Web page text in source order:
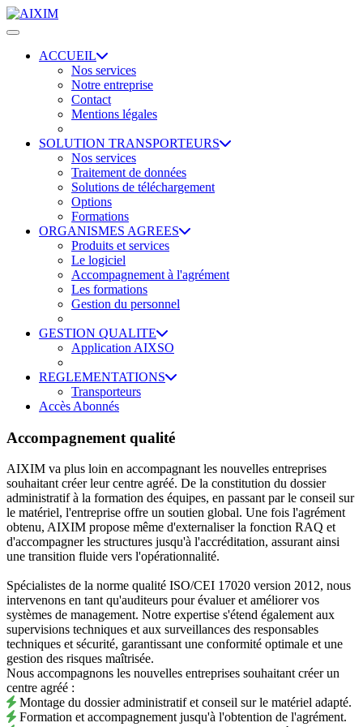
ACCUEIL
Nos services
Notre entreprise
Contact
Mentions légales
SOLUTION TRANSPORTEURS
Nos services
Traitement de données
Solutions de téléchargement
Options
Formations
ORGANISMES AGREES
Produits et services
Le logiciel
Accompagnement à l'agrément
Les formations
Gestion du personnel
GESTION QUALITE
Application AIXSO
REGLEMENTATIONS
Transporteurs
Accès Abonnés
Accompagnement qualité
AIXIM va plus loin en accompagnant les nouvelles entreprises
souhaitant créer leur centre agréé. De la constitution du dossier
administratif à la formation des équipes, en passant par le conseil sur
le matériel, l'entreprise offre un soutien global. Une fois l'agrément
obtenu, AIXIM propose même d'externaliser la fonction RAQ et
d'accompagner les structures jusqu'à l'accréditation, assurant ainsi
une transition fluide vers l'opérationnalité.
Spécialistes de la norme qualité ISO/CEI 17020 version 2012, nous
intervenons en tant qu'auditeurs pour évaluer et améliorer vos
systèmes de management. Notre expertise s'étend également aux
supervisions techniques et aux surveillances des responsables
techniques et sécurité, garantissant une conformité optimale et une
gestion des risques maîtrisée.
Nous accompagnons les nouvelles entreprises souhaitant créer un
centre agréé :
Montage du dossier administratif et conseil sur le matériel adapté.
Formation et accompagnement jusqu'à l'obtention de l'agrément.